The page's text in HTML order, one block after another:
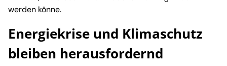
werden könne.
Energiekrise und Klimaschutz
bleiben herausfordernd